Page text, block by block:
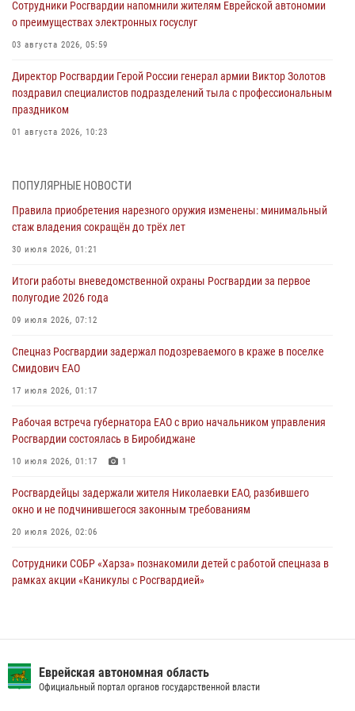
Сотрудники Росгвардии напомнили жителям Еврейской автономии
о преимуществах электронных госуслуг
03 августа 2026, 05:59
Директор Росгвардии Герой России генерал армии Виктор Золотов
поздравил специалистов подразделений тыла с профессиональным
праздником
01 августа 2026, 10:23
Российской Федерации
В Росгвардии вспоминают российских воинов, погибших в Первой
мировой войне 1914-1918 годов
Внесены изменения в правила проведения контрольного отстрела
гражданского оружия
Правила приобретения нарезного оружия изменены: минимальный
стаж владения сокращён до трёх лет
ПОПУЛЯРНЫЕ НОВОСТИ
Правила приобретения нарезного оружия изменены: минимальный
стаж владения сокращён до трёх лет
30 июля 2026, 01:21
Итоги работы вневедомственной охраны Росгвардии за первое
полугодие 2026 года
09 июля 2026, 07:12
Спецназ Росгвардии задержал подозреваемого в краже в поселке
Смидович ЕАО
17 июля 2026, 01:17
Рабочая встреча губернатора ЕАО с врио начальником управления
Росгвардии состоялась в Биробиджане
10 июля 2026, 01:17 1
Росгвардейцы задержали жителя Николаевки ЕАО, разбившего
окно и не подчинившегося законным требованиям
20 июля 2026, 02:06
Сотрудники СОБР «Харза» познакомили детей с работой спецназа в
рамках акции «Каникулы с Росгвардией»
31 июля 2026, 01:48
Еврейская автономная область
Официальный портал органов государственной власти